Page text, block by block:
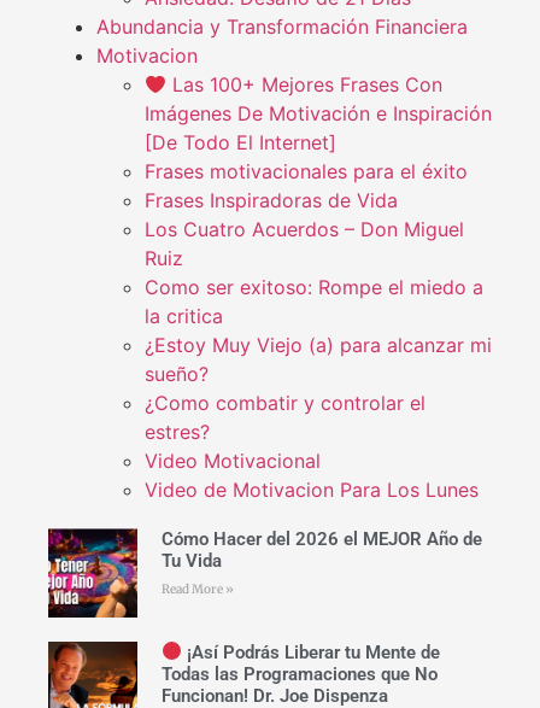
Abundancia y Transformación Financiera
Motivacion
Las 100+ Mejores Frases Con
Imágenes De Motivación e Inspiración
[De Todo El Internet]
Frases motivacionales para el éxito
Frases Inspiradoras de Vida
Los Cuatro Acuerdos – Don Miguel
Ruiz
Como ser exitoso: Rompe el miedo a
la critica
¿Estoy Muy Viejo (a) para alcanzar mi
sueño?
¿Como combatir y controlar el
estres?
Video Motivacional
Video de Motivacion Para Los Lunes
Cómo Hacer del 2026 el MEJOR Año de
Tu Vida
Read More »
¡Así Podrás Liberar tu Mente de
Todas las Programaciones que No
Funcionan! Dr. Joe Dispenza